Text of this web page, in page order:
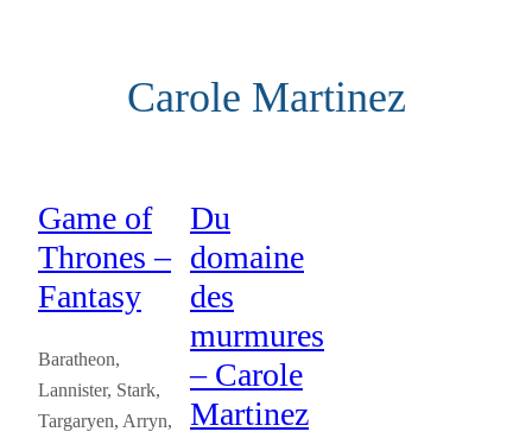
Carole Martinez
Game of
Thrones –
Fantasy
Baratheon,
Lannister, Stark,
Targaryen, Arryn,
Du
domaine
des
murmures
– Carole
Martinez